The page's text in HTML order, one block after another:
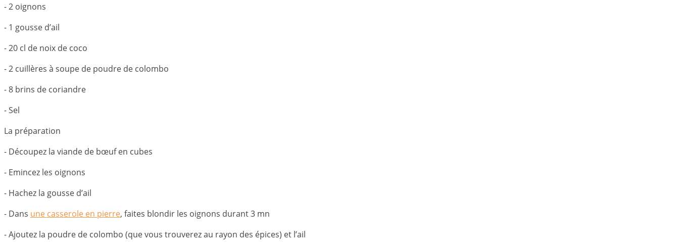
- 2 oignons
- 1 gousse d’ail
- 20 cl de noix de coco
- 2 cuillères à soupe de poudre de colombo
- 8 brins de coriandre
- Sel
La préparation
- Découpez la viande de bœuf en cubes
- Emincez les oignons
- Hachez la gousse d’ail
- Dans une casserole en pierre, faites blondir les oignons durant 3 mn
- Ajoutez la poudre de colombo (que vous trouverez au rayon des épices) et l’ail